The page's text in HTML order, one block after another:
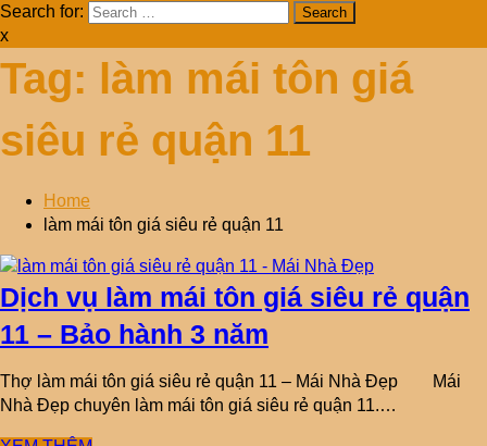
Search for:
x
Tag: làm mái tôn giá
siêu rẻ quận 11
Home
làm mái tôn giá siêu rẻ quận 11
Dịch vụ làm mái tôn giá siêu rẻ quận
11 – Bảo hành 3 năm
Thợ làm mái tôn giá siêu rẻ quận 11 – Mái Nhà Đẹp Mái
Nhà Đẹp chuyên làm mái tôn giá siêu rẻ quận 11.…